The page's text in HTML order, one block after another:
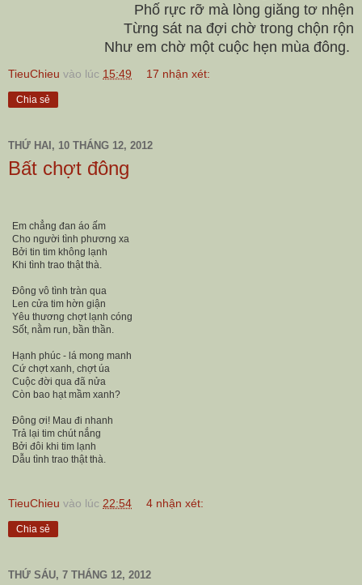
Phố rực rỡ mà lòng giăng tơ nhện
Từng sát na đợi chờ trong chộn rộn
Như em chờ một cuộc hẹn mùa đông.
TieuChieu vào lúc 15:49 17 nhận xét:
Chia sẻ
THỨ HAI, 10 THÁNG 12, 2012
Bất chợt đông
Em chẳng đan áo ấm
Cho người tình phương xa
Bởi tin tim không lạnh
Khi tình trao thật thà.
Đông vô tình tràn qua
Len cửa tim hờn giận
Yêu thương chợt lạnh cóng
Sốt, nằm run, bần thần.
Hạnh phúc - lá mong manh
Cứ chợt xanh, chợt úa
Cuộc đời qua đã nửa
Còn bao hạt mầm xanh?
Đông ơi! Mau đi nhanh
Trả lại tim chút nắng
Bởi đôi khi tim lạnh
Dẫu tình trao thật thà.
TieuChieu vào lúc 22:54 4 nhận xét:
Chia sẻ
THỨ SÁU, 7 THÁNG 12, 2012